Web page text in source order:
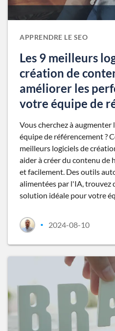
APPRENDRE LE SEO
Les 9 meilleurs
création de
améliorer les
votre équipe de
Vous cherchez à
équipe de référencement ?
meilleurs logiciels de
aider à créer du contenu
et facilement. Des outils
alimentées par l'IA, trouvez
solution idéale pour votre
• 2024-08-10